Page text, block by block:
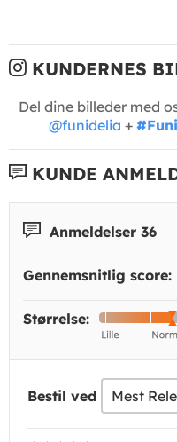
KUNDERNES
Del dine billeder med
@funidelia +
KUNDE
Anmeldelser 36
Gennemsnitlig score:
Størrelse:
Bestil ved